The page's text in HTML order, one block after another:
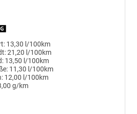
13,30 l/100km
21,20 l/100km
13,50 l/100km
11,30 l/100km
12,00 l/100km
g/km